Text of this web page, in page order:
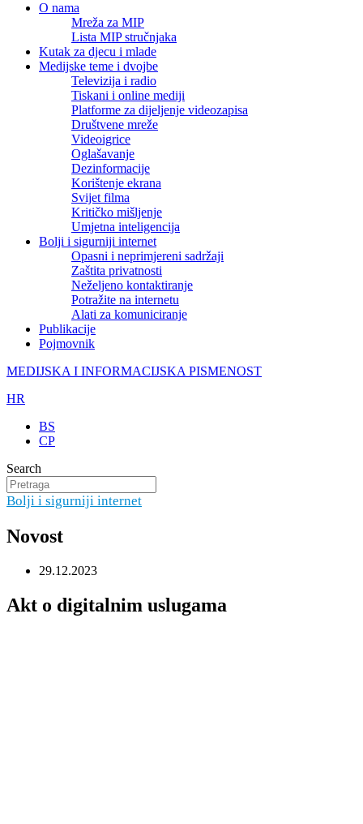
O nama
Mreža za MIP
Lista MIP stručnjaka
Kutak za djecu i mlade
Medijske teme i dvojbe
Televizija i radio
Tiskani i online mediji
Platforme za dijeljenje videozapisa
Društvene mreže
Videoigrice
Oglašavanje
Dezinformacije
Korištenje ekrana
Svijet filma
Kritičko mišljenje
Umjetna inteligencija
Bolji i sigurniji internet
Opasni i neprimjereni sadržaji
Zaštita privatnosti
Neželjeno kontaktiranje
Potražite na internetu
Alati za komuniciranje
Publikacije
Pojmovnik
MEDIJSKA I INFORMACIJSKA PISMENOST
HR
BS
CP
Search
Bolji i sigurniji internet
Novost
29.12.2023
Akt o digitalnim uslugama